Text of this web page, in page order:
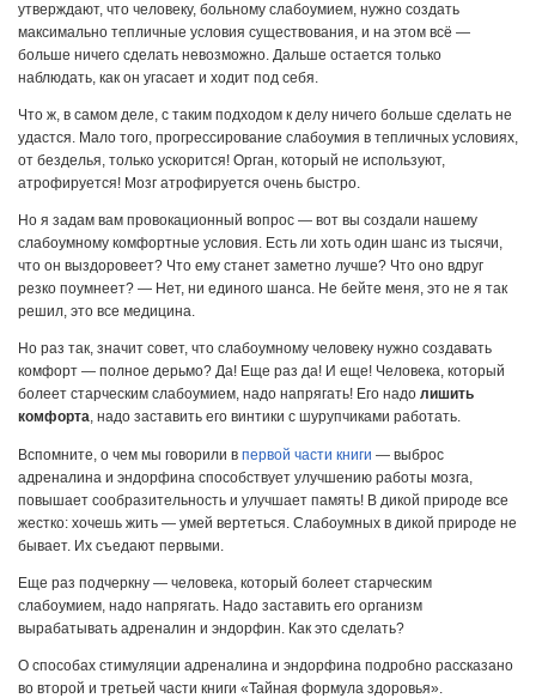
утверждают, что человеку, больному слабоумием, нужно создать
максимально тепличные условия существования, и на этом всё —
больше ничего сделать невозможно. Дальше остается только
наблюдать, как он угасает и ходит под себя.
Что ж, в самом деле, с таким подходом к делу ничего больше сделать не
удастся. Мало того, прогрессирование слабоумия в тепличных условиях,
от безделья, только ускорится! Орган, который не используют,
атрофируется! Мозг атрофируется очень быстро.
Но я задам вам провокационный вопрос — вот вы создали нашему
слабоумному комфортные условия. Есть ли хоть один шанс из тысячи,
что он выздоровеет? Что ему станет заметно лучше? Что оно вдруг
резко поумнеет? — Нет, ни единого шанса. Не бейте меня, это не я так
решил, это все медицина.
Но раз так, значит совет, что слабоумному человеку нужно создавать
комфорт — полное дерьмо? Да! Еще раз да! И еще! Человека, который
болеет старческим слабоумием, надо напрягать! Его надо лишить
комфорта, надо заставить его винтики с шурупчиками работать.
Вспомните, о чем мы говорили в первой части книги — выброс
адреналина и эндорфина способствует улучшению работы мозга,
повышает сообразительность и улучшает память! В дикой природе все
жестко: хочешь жить — умей вертеться. Слабоумных в дикой природе не
бывает. Их съедают первыми.
Еще раз подчеркну — человека, который болеет старческим
слабоумием, надо напрягать. Надо заставить его организм
вырабатывать адреналин и эндорфин. Как это сделать?
О способах стимуляции адреналина и эндорфина подробно рассказано
во второй и третьей части книги «Тайная формула здоровья».